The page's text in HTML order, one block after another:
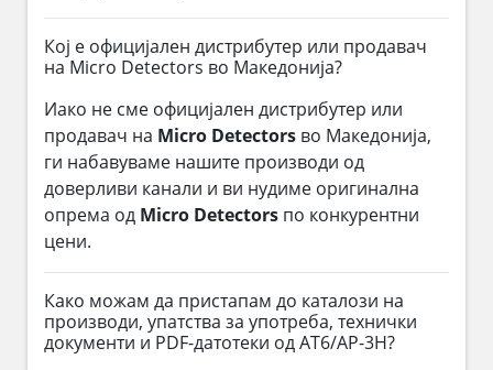
Кој е официјален дистрибутер или продавач
на Micro Detectors во Македонија?
Иако не сме официјален дистрибутер или
продавач на Micro Detectors во Македонија,
ги набавуваме нашите производи од
доверливи канали и ви нудиме оригинална
опрема од Micro Detectors по конкурентни
цени.
Како можам да пристапам до каталози на
производи, упатства за употреба, технички
документи и PDF-датотеки од AT6/AP-3H?